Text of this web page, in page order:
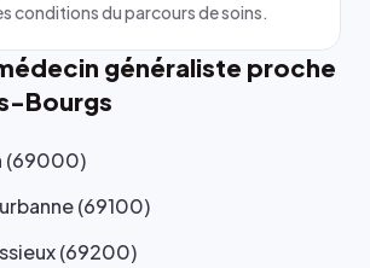
conditions du parcours de soins.
généraliste proche
Bourgs
(69000)
(69100)
(69200)